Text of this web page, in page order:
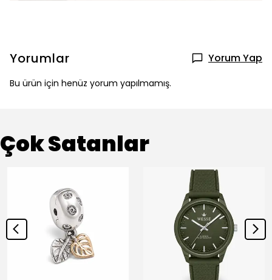
Yorumlar Yorum Yap
Bu ürün için henüz yorum yapılmamış.
Çok Satanlar